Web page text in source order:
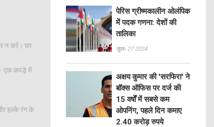
न करें। घर
— एक कपड़े में
और हल्के रंग के
पेरिस ग्रीष्मकालीन ओलंपिक
में पदक गणना: देशों की
तालिका
जुल॰ 27 2024
अक्षय कुमार की 'सरफिरा' ने
बॉक्स ऑफिस पर दर्ज की
15 वर्षों में सबसे कम
ओपनिंग, पहले दिन कमाए
2.40 करोड़ रुपये